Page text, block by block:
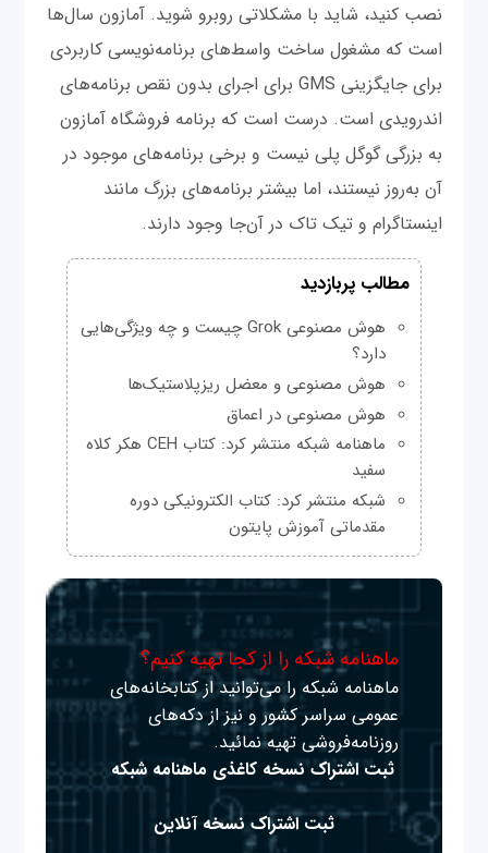
نصب کنید، شاید با مشکلاتی روبرو شوید. آمازون سال‌ها
است که مشغول ساخت واسط‌های برنامه‌نویسی کاربردی
برای جایگزینی GMS برای اجرای بدون نقص برنامه‌های
اندرویدی است. درست است که برنامه فروشگاه آمازون
به بزرگی گوگل پلی نیست و برخی برنامه‌های موجود در
آن به‌روز نیستند، اما بیشتر برنامه‌های بزرگ مانند
اینستاگرام و تیک تاک در آن‌جا وجود دارند.
مطالب پربازدید
هوش مصنوعی Grok چیست و چه ویژگی‌هایی
دارد؟
هوش مصنوعی و معضل ریزپلاستیک‌ها
هوش مصنوعی در اعماق
ماهنامه شبکه منتشر کرد: کتاب CEH هکر کلاه
سفید
شبکه منتشر کرد: کتاب الکترونیکی دوره
مقدماتی آموزش پایتون
ماهنامه شبکه را از کجا تهیه کنیم؟
ماهنامه شبکه را می‌توانید از کتابخانه‌های
عمومی سراسر کشور و نیز از دکه‌های
روزنامه‌فروشی تهیه نمائید.
ثبت اشتراک نسخه کاغذی ماهنامه شبکه
ثبت اشتراک نسخه آنلاین